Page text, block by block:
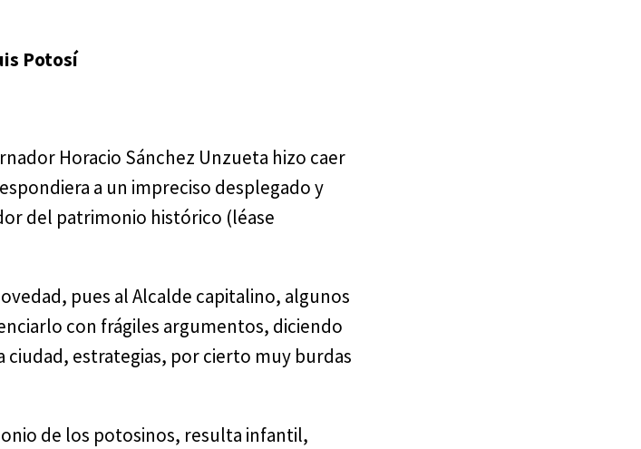
Potosí
Horacio Sánchez Unzueta hizo caer
a un impreciso desplegado y
del patrimonio histórico (léase
pues al Alcalde capitalino, algunos
con frágiles argumentos, diciendo
estrategias, por cierto muy burdas
de los potosinos, resulta infantil,